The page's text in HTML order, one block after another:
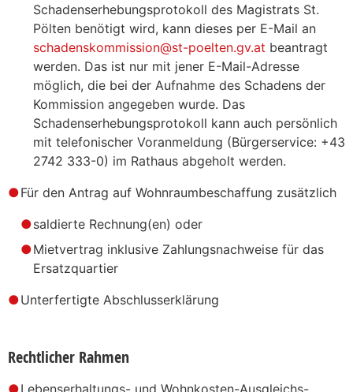
Schadenserhebungsprotokoll des Magistrats St.
Pölten benötigt wird, kann dieses per E-Mail an
schadenskommission@st-poelten.gv.at beantragt
werden. Das ist nur mit jener E-Mail-Adresse
möglich, die bei der Aufnahme des Schadens der
Kommission angegeben wurde. Das
Schadenserhebungsprotokoll kann auch persönlich
mit telefonischer Voranmeldung (Bürgerservice: +43
2742 333-0) im Rathaus abgeholt werden.
Für den Antrag auf Wohnraumbeschaffung zusätzlich
saldierte Rechnung(en) oder
Mietvertrag inklusive Zahlungsnachweise für das
Ersatzquartier
Unterfertigte Abschlusserklärung
Rechtlicher Rahmen
Lebenserhaltungs- und Wohnkosten-Ausgleichs-